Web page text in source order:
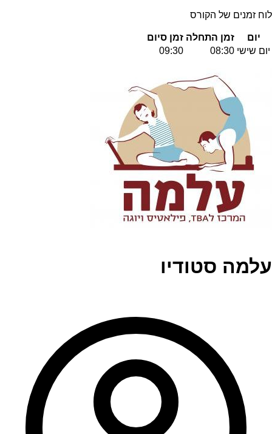
לוח זמנים של הקורס
יום זמן התחלה זמן סיום
יום שישי 08:30
09:30
עלמה סטודיו